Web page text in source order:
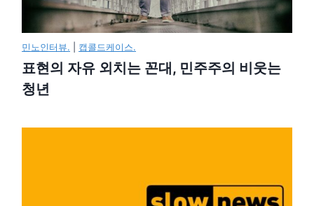
민노인터뷰. 캡콜드케이스.
표현의 자유 외치는 꼰대, 민주주의 비웃는
청년